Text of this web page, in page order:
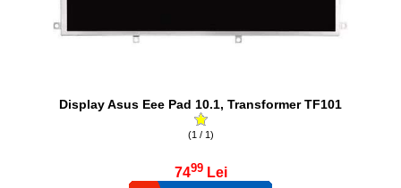
Display Asus Eee Pad 10.1, Transformer TF101
(1 / 1)
7499 Lei